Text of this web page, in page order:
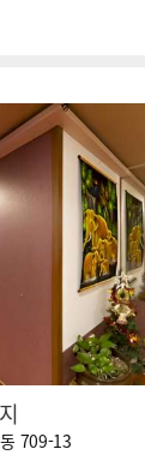
709-13